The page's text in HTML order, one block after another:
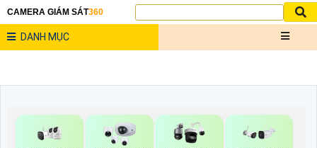
CAMERA GIÁM SÁT360
DANH MỤC